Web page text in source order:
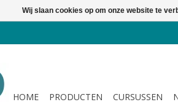
HOME PRODUCTEN CURSUSSEN
Wij slaan cookies op om onze website te